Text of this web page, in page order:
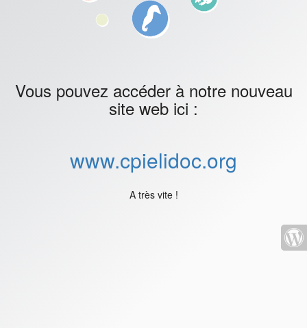
Vous pouvez accéder à notre nouveau
site web ici :
www.cpielidoc.org
A très vite !